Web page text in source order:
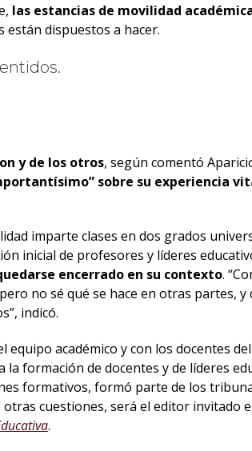
las estancias de movilidad
están dispuestos a hacer.
y de los otros, según comentó
sobre su experiencia
imparte clases en dos grados
inicial de profesores y líderes
encerrado en su contexto.
no sé qué se hace en otras partes,
indicó.
académico y con los docentes
formación de docentes y de líderes
formativos, formó parte de los
otras cuestiones, será el editor invitado
.